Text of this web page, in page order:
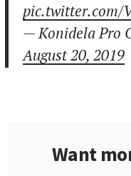
pic.twitter.com/
— Konidela Pro
August 20, 2019
Want